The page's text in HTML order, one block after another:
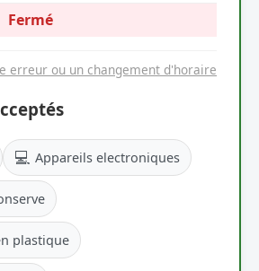
Fermé
erreur ou un changement d'horaire
💻 Appareils electroniques
plastique